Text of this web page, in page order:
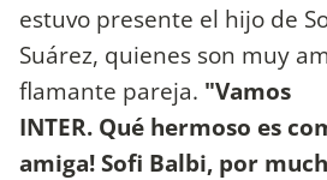
estuvo presente el hijo de
Suárez, quienes son muy
flamante pareja. "Vamos
INTER. Qué hermoso es
amiga! Sofi Balbi, por